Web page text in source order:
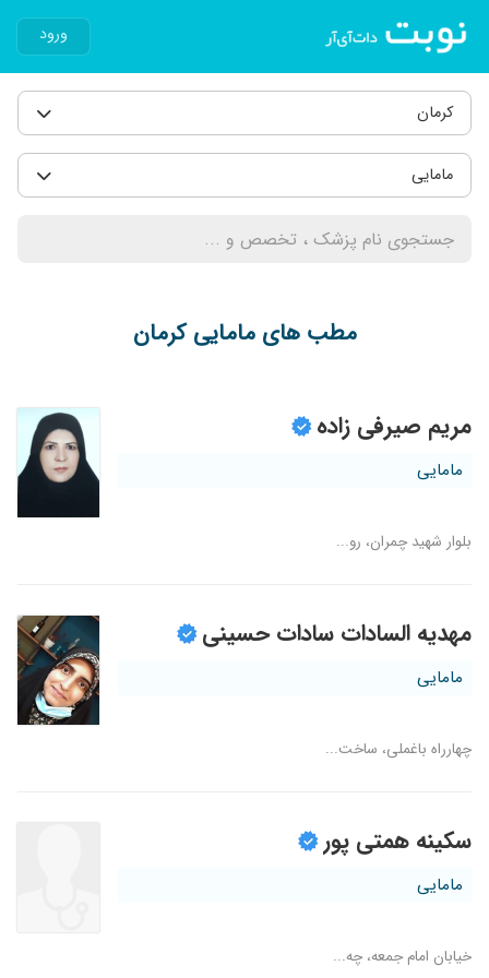
ورود
کرمان
مامایی
مطب های مامایی کرمان
مریم صیرفی زاده
مامایی
بلوار شهید چمران، رو...
مهدیه السادات سادات حسینی
مامایی
چهارراه باغملی، ساخت...
سکینه همتی پور
مامایی
خیابان امام جمعه، چه...